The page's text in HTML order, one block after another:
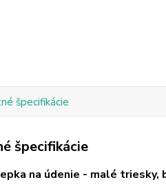
špecifikácie
špecifikácie
na údenie - malé triesky,